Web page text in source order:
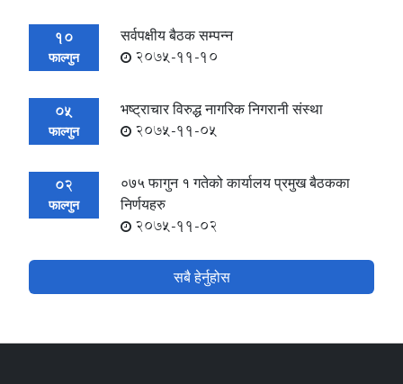
10
फाल्गुन
सर्वपक्षीय बैठक सम्पन्न
2075-11-10
05
फाल्गुन
भष्ट्राचार विरुद्ध नागरिक निगरानी संस्था
2075-11-05
02
फाल्गुन
०७५ फागुन १ गतेको कार्यालय प्रमुख बैठकका
निर्णयहरु
2075-11-02
सबै हेर्नुहोस